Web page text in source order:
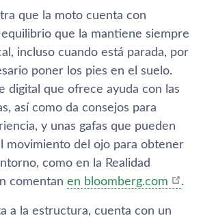
que la moto cuenta con
que la mantiene siempre
incluso cuando está parada, por
poner los pies en el suelo.
digital que ofrece ayuda con las
así­ como da consejos para
y unas gafas que pueden
movimiento del ojo para obtener
como en la Realidad
comentan en bloomberg.com .
a la estructura, cuenta con un